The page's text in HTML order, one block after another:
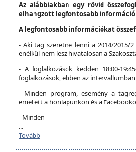
Az alábbiakban egy rövid
elhangzott legfontosabb
A legfontosabb információkat
- Aki tag szeretne lenni a 2014/2015/
enélkül nem lesz hivatalosan a
- A foglalkozások kedden 18:00-
foglalkozások, ebben az
- Minden program, esemény a
emellett a honlapunkon és a
- Minden
...
Tovább